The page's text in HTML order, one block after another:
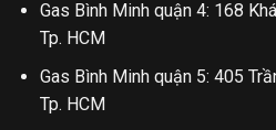
Gas Bình Minh quận 4: 168
Tp. HCM
Gas Bình Minh quận 5: 405
Tp. HCM